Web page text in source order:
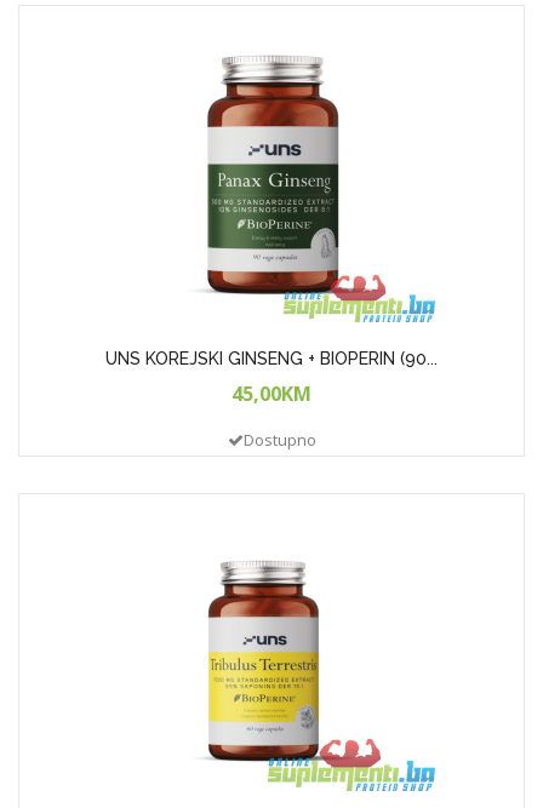
UNS KOREJSKI GINSENG + BIOPERIN (90...
45,00KM
Dostupno